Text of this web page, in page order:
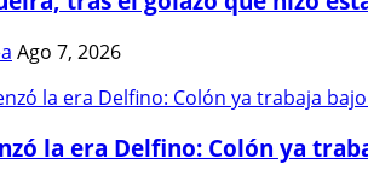
Ago 7, 2026
la era Delfino: Colón ya